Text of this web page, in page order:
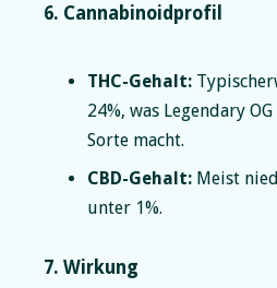
6. Cannabinoidprofil
THC-Gehalt:
24%, was Legendary
Sorte macht.
CBD-Gehalt: Meist
unter 1%.
7. Wirkung